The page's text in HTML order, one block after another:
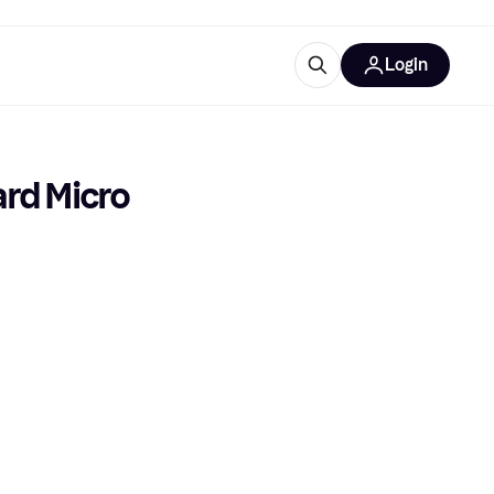
Login
Micro